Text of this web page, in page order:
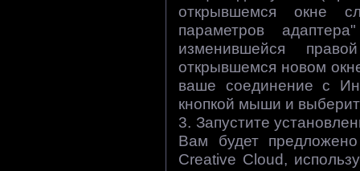
открывшемся окне
параметров
изменившейся
открывшемся новом
ваше соединение с
кнопкой мыши и
3. Запустите
Вам будет
Creative Cloud,